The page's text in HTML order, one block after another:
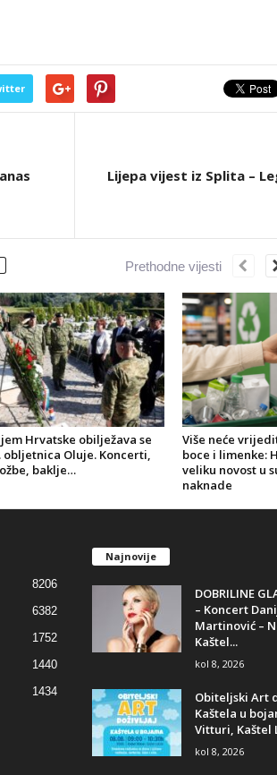
Lijepa vijest iz Splita –
Hrvatske obilježava se
obljetnica Oluje. Koncerti,
baklje…
Više neće
boce i limenke:
veliku novost u
naknade
Prethodne vijesti
8206
6382
1752
1440
1434
Najnovije
DOBRILINE
– Koncert
Martinović –
Kaštel...
kol 8, 2026
Obiteljski Art
Kaštela u
Vitturi, Kaštel
kol 8, 2026